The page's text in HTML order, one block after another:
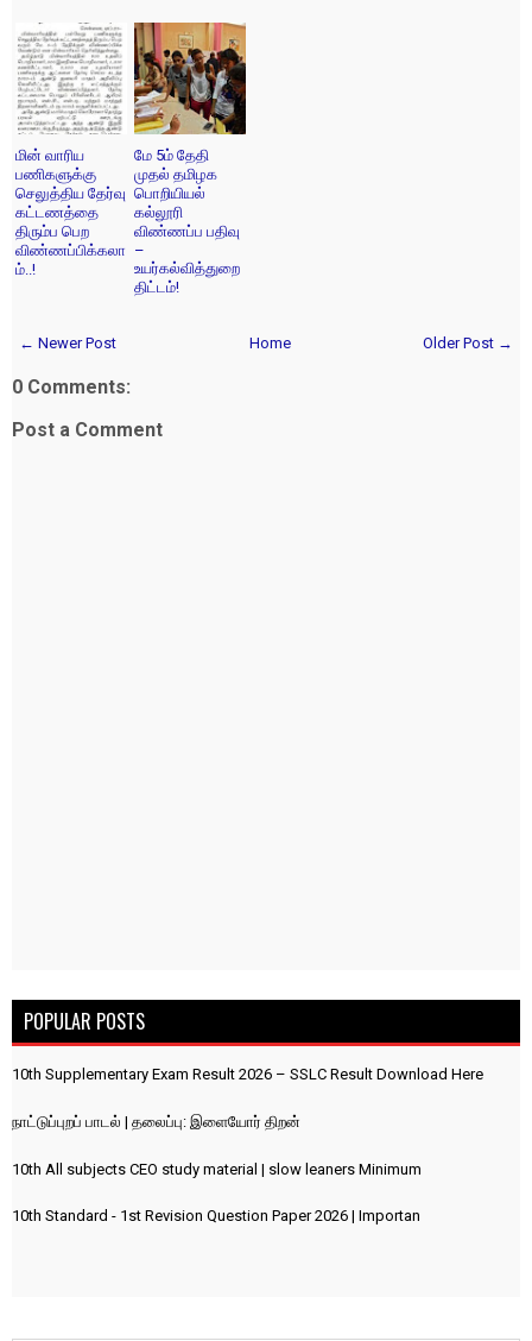
மின் வாரிய
பணிகளுக்கு
செலுத்திய தேர்வு
கட்டணத்தை
திரும்ப பெற
விண்ணப்பிக்கலா
ம்..!
மே 5ம் தேதி
முதல் தமிழக
பொறியியல்
கல்லூரி
விண்ணப்ப பதிவு
–
உயர்கல்வித்துறை
திட்டம்!
← Newer Post Older Post →
Home
0 Comments:
Post a Comment
POPULAR POSTS
10th Supplementary Exam Result 2026 – SSLC Result Download Here
நாட்டுப்புறப் பாடல் | தலைப்பு: இளையோர் திறன்
10th All subjects CEO study material | slow leaners Minimum
10th Standard - 1st Revision Question Paper 2026 | Importan